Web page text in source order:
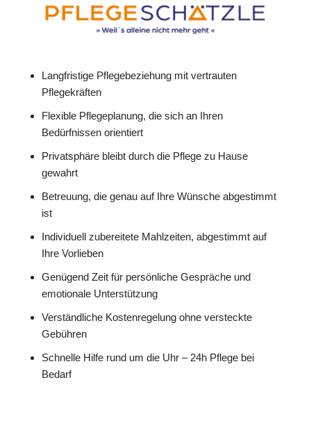
Langfristige Pflegebeziehung mit vertrauten
Pflegekräften
Flexible Pflegeplanung, die sich an Ihren
Bedürfnissen orientiert
Privatsphäre bleibt durch die Pflege zu Hause
gewahrt
Betreuung, die genau auf Ihre Wünsche abgestimmt
ist
Individuell zubereitete Mahlzeiten, abgestimmt auf
Ihre Vorlieben
Genügend Zeit für persönliche Gespräche und
emotionale Unterstützung
Verständliche Kostenregelung ohne versteckte
Gebühren
Schnelle Hilfe rund um die Uhr – 24h Pflege bei
Bedarf